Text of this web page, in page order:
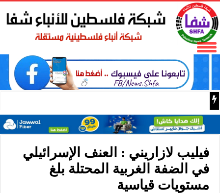
المكتب الحركي للعمال إقليم غرب غزة يختتم الدورة
فيليب لازاريني : العنف الإسرائيلي
في الضفة الغربية المحتلة بلغ
مستويات قياسية